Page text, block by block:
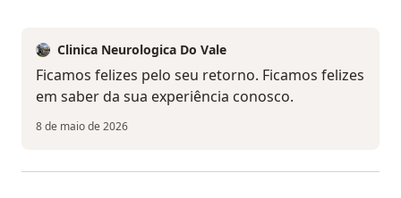
Clinica Neurologica Do Vale
Ficamos felizes pelo seu retorno. Ficamos felizes
em saber da sua experiência conosco.
8 de maio de 2026